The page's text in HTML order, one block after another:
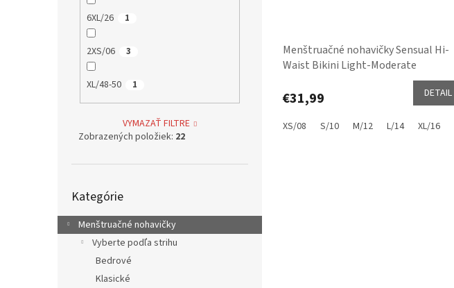
6XL/26 1
2XS/06 3
XL/48-50 1
VYMAZAŤ FILTRE
Zobrazených položiek: 22
kategórie
Kategórie
Menštruačné nohavičky
Vyberte podľa strihu
Bedrové
Klasické
Menštruačné nohavičky Sensual Hi-
Waist Bikini Light-Moderate
€31,99 DETAIL
XS/08 S/10 M/12 L/14 XL/16